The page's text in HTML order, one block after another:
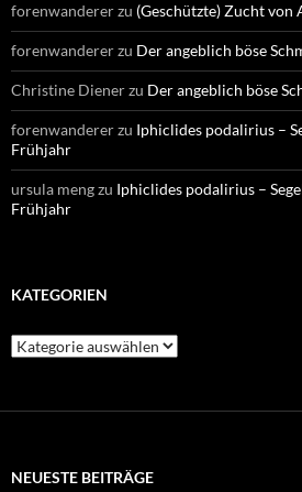
forenwandererzu (Geschützte) Zucht von
forenwandererzu Der angeblich böse
Christine Dienerzu Der angeblich böse
forenwandererzu Iphiclides podalirius –
Frühjahr
ursula mengzu Iphiclides podalirius –
Frühjahr
KATEGORIEN
Kategorien
NEUESTE BEITRÄGE